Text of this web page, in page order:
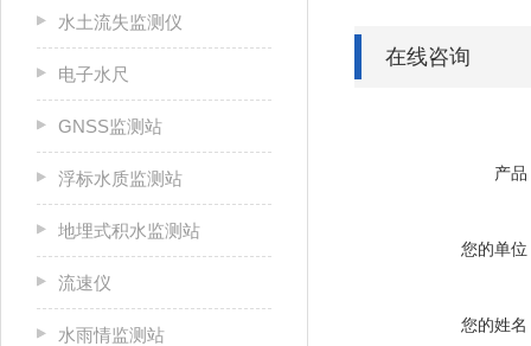
水土流失监测仪
电子水尺
GNSS监测站
浮标水质监测站
地埋式积水监测站
流速仪
水雨情监测站
在线咨询
产品
您的单位
您的姓名